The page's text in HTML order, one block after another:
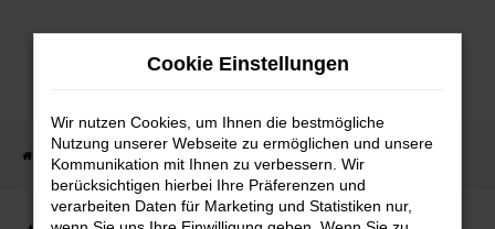
Zum
Startseite Audi Audi e-tron Audi e-tron Gebrauchtwagen Angebote
Cookie Einstellungen
Wir nutzen Cookies, um Ihnen die bestmögliche
Nutzung unserer Webseite zu ermöglichen und unsere
Kommunikation mit Ihnen zu verbessern. Wir
berücksichtigen hierbei Ihre Präferenzen und
verarbeiten Daten für Marketing und Statistiken nur,